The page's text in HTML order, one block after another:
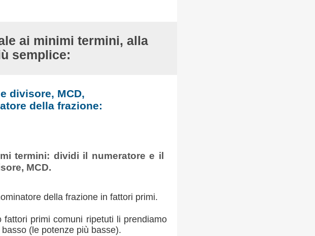
ai minimi termini, alla
semplice:
divisore, MCD,
della frazione:
termini: dividi il numeratore e il
MCD.
della frazione in fattori primi.
primi comuni ripetuti li prendiamo
(le potenze più basse).